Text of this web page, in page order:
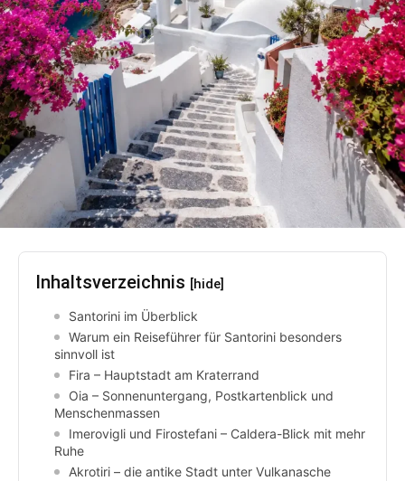
Inhaltsverzeichnis [hide]
Santorini im Überblick
Warum ein Reiseführer für Santorini besonders
sinnvoll ist
Fira – Hauptstadt am Kraterrand
Oia – Sonnenuntergang, Postkartenblick und
Menschenmassen
Imerovigli und Firostefani – Caldera-Blick mit mehr
Ruhe
Akrotiri – die antike Stadt unter Vulkanasche